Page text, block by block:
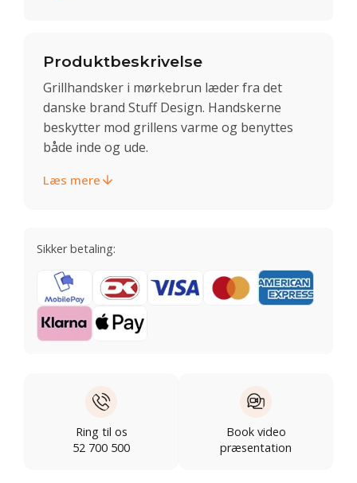
Produktbeskrivelse
Grillhandsker i mørkebrun læder fra det
danske brand Stuff Design. Handskerne
beskytter mod grillens varme og benyttes
både inde og ude.
Læs mere
Sikker betaling:
Ring til os
52 700 500
Book video
præsentation